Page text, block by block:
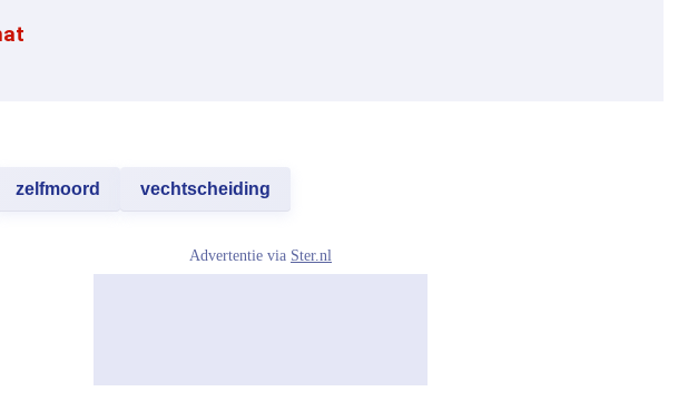
zelfmoord vechtscheiding
Advertentie via Ster.nl